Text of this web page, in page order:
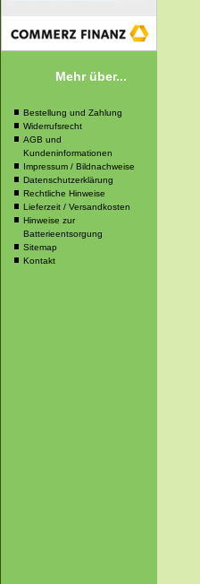
Mehr über...
Bestellung und Zahlung
Widerrufsrecht
AGB und
Kundeninformationen
Impressum / Bildnachweise
Datenschutzerklärung
Rechtliche Hinweise
Lieferzeit / Versandkosten
Hinweise zur
Batterieentsorgung
Sitemap
Kontakt